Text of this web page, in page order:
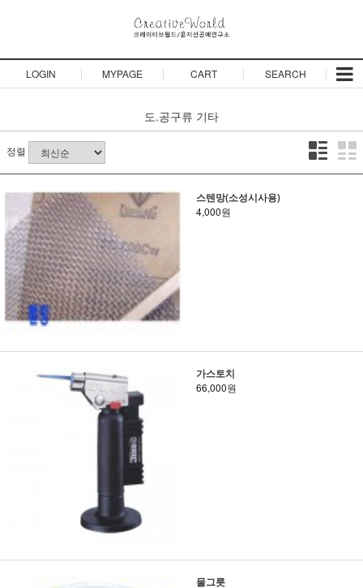
LOGIN MYPAGE CART SEARCH
도.공구류 기타
정렬
스텐망(소성시사용)
4,000원
가스토치
66,000원
물그릇